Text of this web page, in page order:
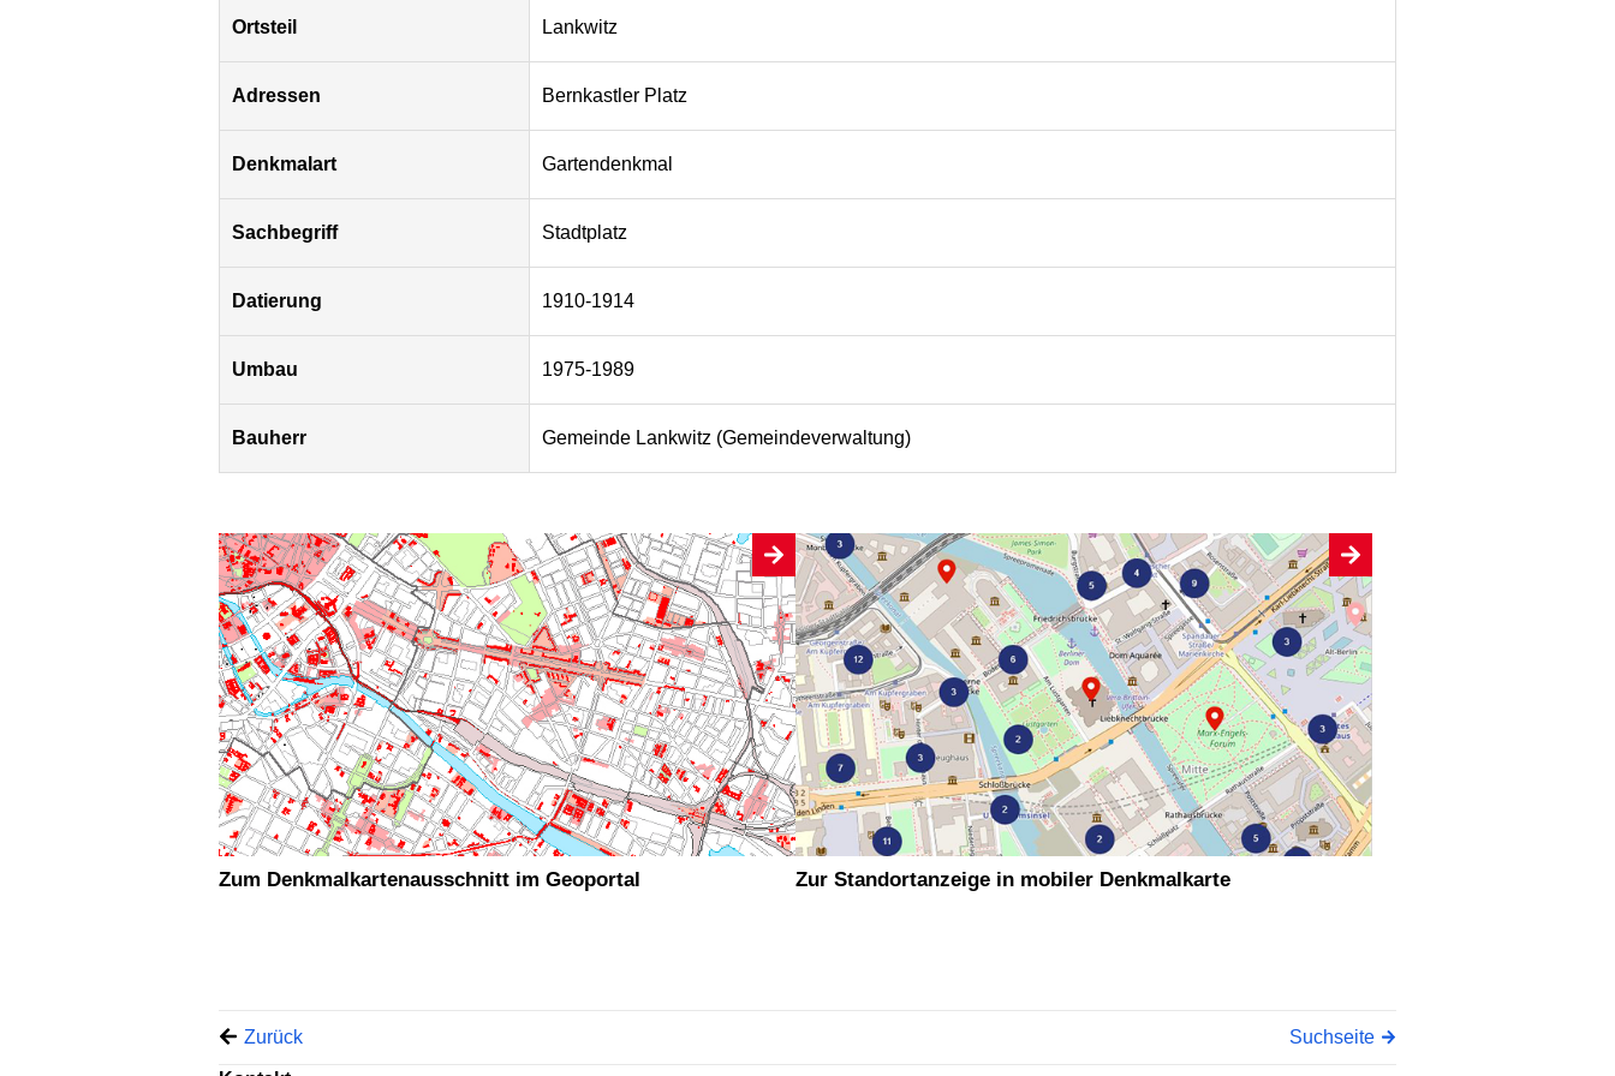
Ortsteil Lankwitz
Adressen Bernkastler Platz
Denkmalart Gartendenkmal
Sachbegriff Stadtplatz
Datierung 1910-1914
Umbau 1975-1989
Bauherr Gemeinde Lankwitz (Gemeindeverwaltung)
Zum Denkmalkartenausschnitt im Geoportal Zur Standortanzeige in mobiler Denkmalkarte
Zurück Suchseite